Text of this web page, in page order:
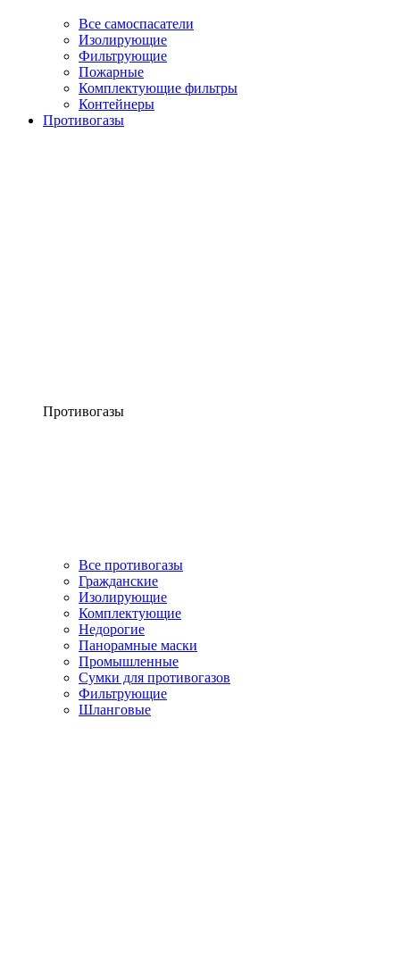
Все самоспасатели
Изолирующие
Фильтрующие
Пожарные
Комплектующие фильтры
Контейнеры
Противогазы
Противогазы
Все противогазы
Гражданские
Изолирующие
Комплектующие
Недорогие
Панорамные маски
Промышленные
Сумки для противогазов
Фильтрующие
Шланговые